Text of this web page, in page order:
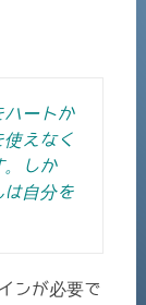
ハートか
使えなく
。しか
は自分を
ンが必要で